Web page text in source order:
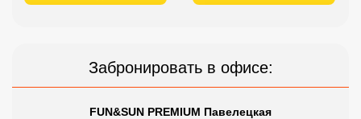
Забронировать в офисе:
FUN&SUN PREMIUM Павелецкая